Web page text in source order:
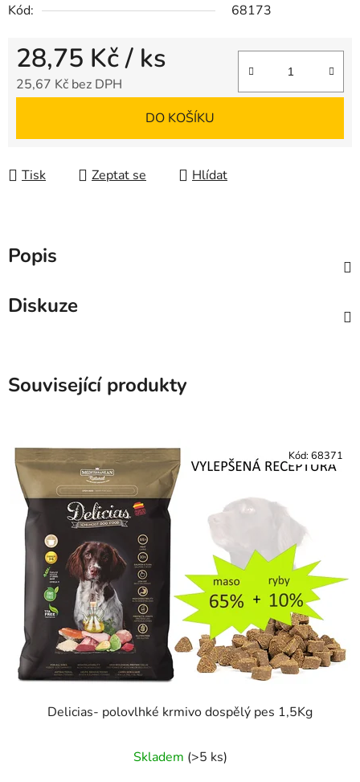
Kód:
68173
28,75 Kč/ ks
25,67 Kč bez DPH
DO KOŠÍKU
Tisk Zeptat se Hlídat
Popis
Diskuze
Související produkty
Delicias- polovlhké krmivo dospělý pes 1,5Kg
Skladem (>5 ks)
Kód: 68371